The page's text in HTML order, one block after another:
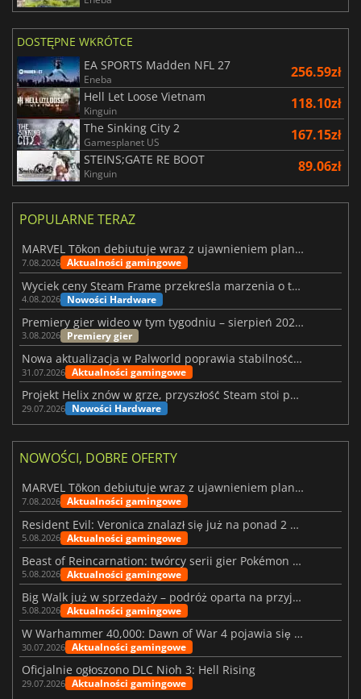
DOSTĘPNE WKRÓTCE
EA SPORTS Madden NFL 27
Eneba 256.59zł
Hell Let Loose Vietnam
Kinguin 118.10zł
The Sinking City 2
Gamesplanet US 167.15zł
STEINS;GATE RE BOOT
Kinguin 89.06zł
POPULARNE TERAZ
MARVEL Tōkon debiutuje wraz z ujawnieniem planu rozwoju na pierwszy rok
7.08.2026 Aktualności gamingowe
Wyciek ceny Steam Frame przekreśla marzenia o tanim zestawie VR
4.08.2026 Nowości Hardware
Premiery gier wideo w tym tygodniu – sierpień 2026 r. (32. tydzień)
3.08.2026 Premiery gier
Nowa aktualizacja w Palworld poprawia stabilność Sunreach i walk z bossami
31.07.2026 Aktualności gamingowe
Projekt Helix znów w grze, przyszłość Steam stoi pod znakiem zapytania
29.07.2026 Nowości Hardware
NOWOŚCI, DOBRE OFERTY
MARVEL Tōkon debiutuje wraz z ujawnieniem planu rozwoju na pierwszy rok
7.08.2026 Aktualności gamingowe
Resident Evil: Veronica znalazł się już na ponad 2 milionach list życzeń
5.08.2026 Aktualności gamingowe
Beast of Reincarnation: twórcy serii gier Pokémon wkraczają na nową ścieżkę
5.08.2026 Aktualności gamingowe
Big Walk już w sprzedaży – podróż oparta na przyjaźni
5.08.2026 Aktualności gamingowe
W Warhammer 40,000: Dawn of War 4 pojawia się frakcja Nekronów
30.07.2026 Aktualności gamingowe
Oficjalnie ogłoszono DLC Nioh 3: Hell Rising
29.07.2026 Aktualności gamingowe